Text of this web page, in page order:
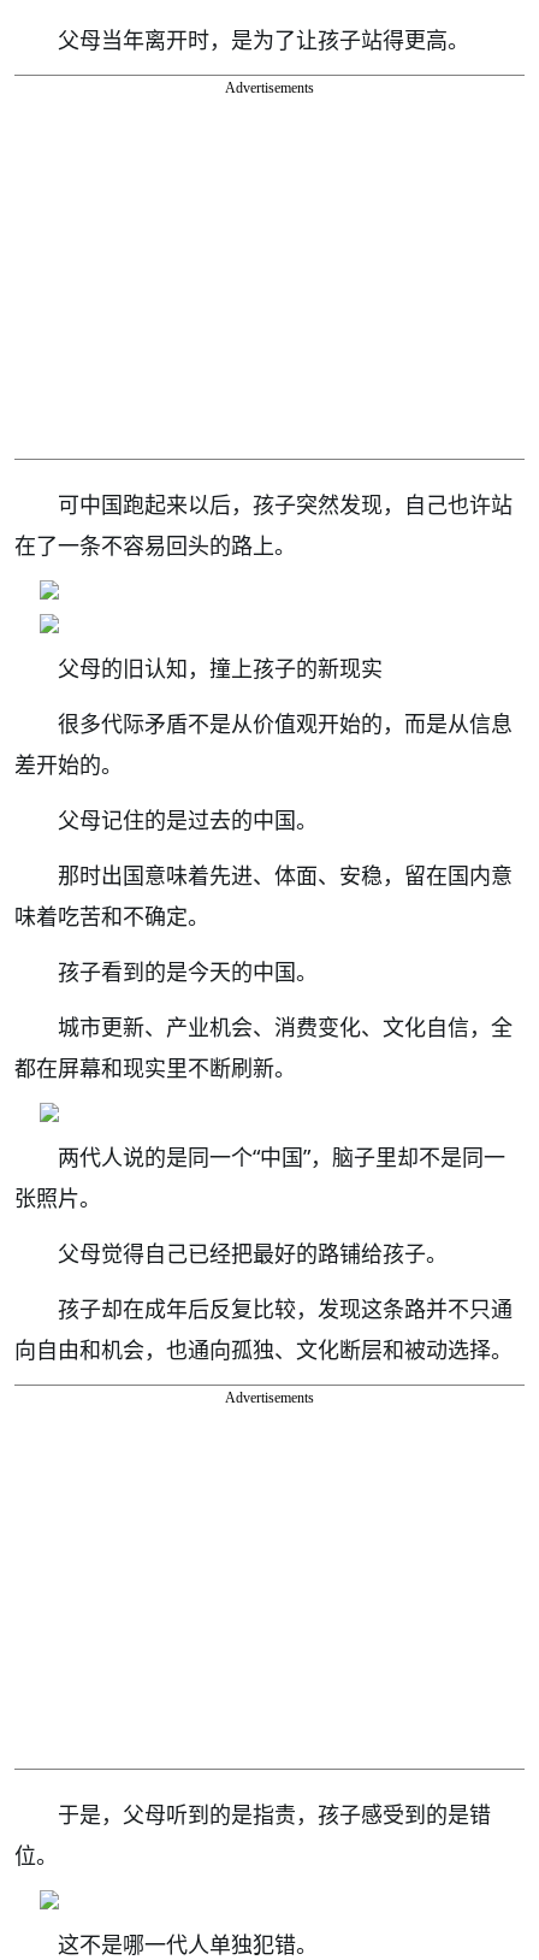
父母当年离开时，是为了让孩子站得更高。
Advertisements
可中国跑起来以后，孩子突然发现，自己也许站
在了一条不容易回头的路上。
父母的旧认知，撞上孩子的新现实
很多代际矛盾不是从价值观开始的，而是从信息
差开始的。
父母记住的是过去的中国。
那时出国意味着先进、体面、安稳，留在国内意
味着吃苦和不确定。
孩子看到的是今天的中国。
城市更新、产业机会、消费变化、文化自信，全
都在屏幕和现实里不断刷新。
两代人说的是同一个“中国”，脑子里却不是同一
张照片。
父母觉得自己已经把最好的路铺给孩子。
孩子却在成年后反复比较，发现这条路并不只通
向自由和机会，也通向孤独、文化断层和被动选择。
Advertisements
于是，父母听到的是指责，孩子感受到的是错
位。
这不是哪一代人单独犯错。